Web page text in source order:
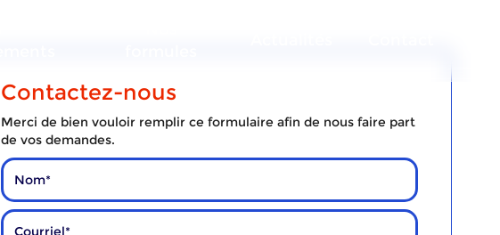
Contactez-nous
Merci de bien vouloir remplir ce formulaire afin de nous faire part
de vos demandes.